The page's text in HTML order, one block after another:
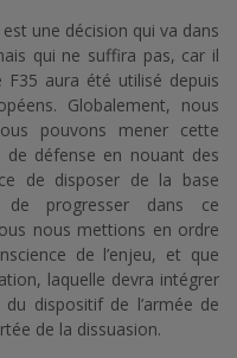
une décision qui va dans
qui ne suffira pas, car il
F35 aura été utilisé depuis
Globalement, nous
pouvons mener cette
défense en nouant des
de disposer de la base
de progresser dans ce
nous mettions en ordre
de l’enjeu, et que
laquelle devra intégrer
dispositif de l’armée de
de la dissuasion.